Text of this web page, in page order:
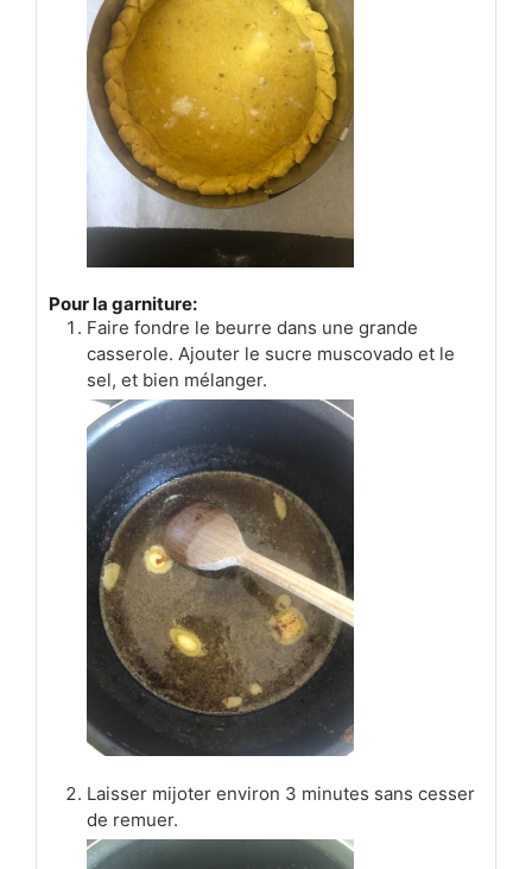
Pour la garniture:
Faire fondre le beurre dans une grande
casserole. Ajouter le sucre muscovado et le
sel, et bien mélanger.
Laisser mijoter environ 3 minutes sans cesser
de remuer.